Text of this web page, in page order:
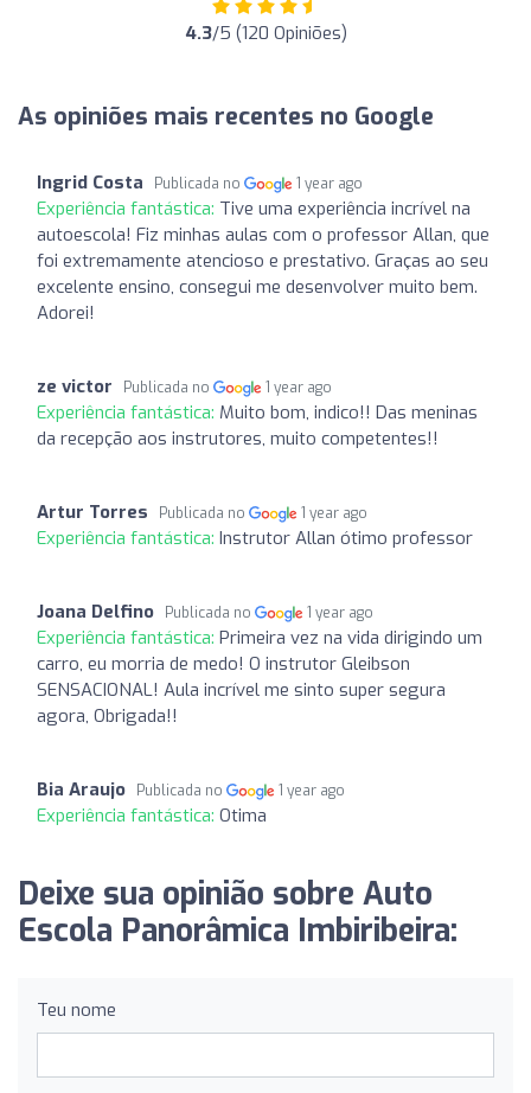
4.3/5 (120 Opiniões)
As opiniões mais recentes no Google
Ingrid Costa Publicada no 1 year ago
Experiência fantástica: Tive uma experiência incrível na
autoescola! Fiz minhas aulas com o professor Allan, que
foi extremamente atencioso e prestativo. Graças ao seu
excelente ensino, consegui me desenvolver muito bem.
Adorei!
ze victor Publicada no 1 year ago
Experiência fantástica: Muito bom, indico!! Das meninas
da recepção aos instrutores, muito competentes!!
Artur Torres Publicada no 1 year ago
Experiência fantástica: Instrutor Allan ótimo professor
Joana Delfino Publicada no 1 year ago
Experiência fantástica: Primeira vez na vida dirigindo um
carro, eu morria de medo! O instrutor Gleibson
SENSACIONAL! Aula incrível me sinto super segura
agora, Obrigada!!
Bia Araujo Publicada no 1 year ago
Experiência fantástica: Otima
Deixe sua opinião sobre Auto
Escola Panorâmica Imbiribeira:
Teu nome